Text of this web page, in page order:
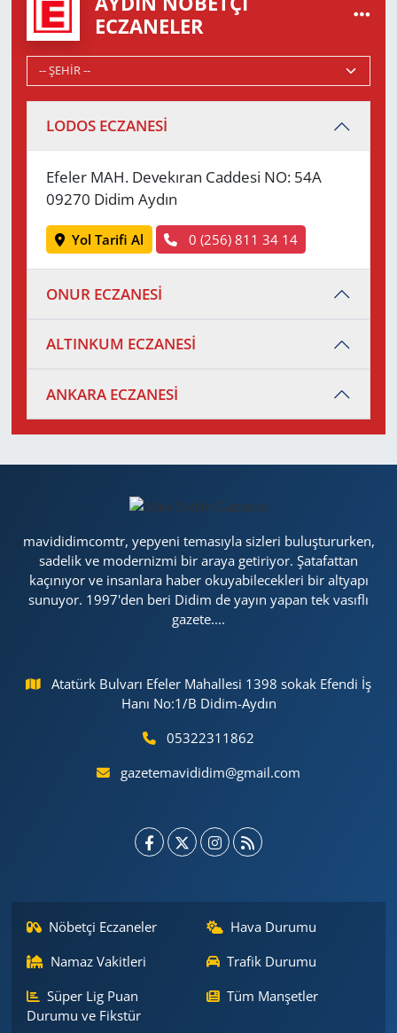
ECZANELER
LODOS ECZANESİ
Efeler MAH. Devekıran Caddesi NO: 54A
09270 Didim Aydın
Yol Tarifi Al 0 (256) 811 34 14
ONUR ECZANESİ
ALTINKUM ECZANESİ
ANKARA ECZANESİ
mavididimcomtr, yepyeni temasıyla sizleri buluştururken,
sadelik ve modernizmi bir araya getiriyor. Şatafattan
kaçınıyor ve insanlara haber okuyabilecekleri bir altyapı
sunuyor. 1997'den beri Didim de yayın yapan tek vasıflı
gazete....
Atatürk Bulvarı Efeler Mahallesi 1398 sokak Efendi İş
Hanı No:1/B Didim-Aydın
05322311862
gazetemavididim@gmail.com
Nöbetçi Eczaneler
Hava Durumu
Namaz Vakitleri
Trafik Durumu
Süper Lig Puan
Durumu ve Fikstür
Tüm Manşetler